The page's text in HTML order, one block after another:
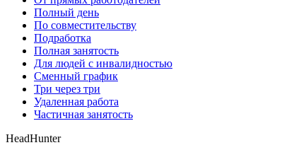
Полный день
По совместительству
Подработка
Полная занятость
Для людей с инвалидностью
Сменный график
Три через три
Удаленная работа
Частичная занятость
HeadHunter